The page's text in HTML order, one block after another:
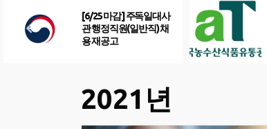
[6/25 마감] 주독일대사
관 행정직원(일반직) 채
용 재공고
2021년